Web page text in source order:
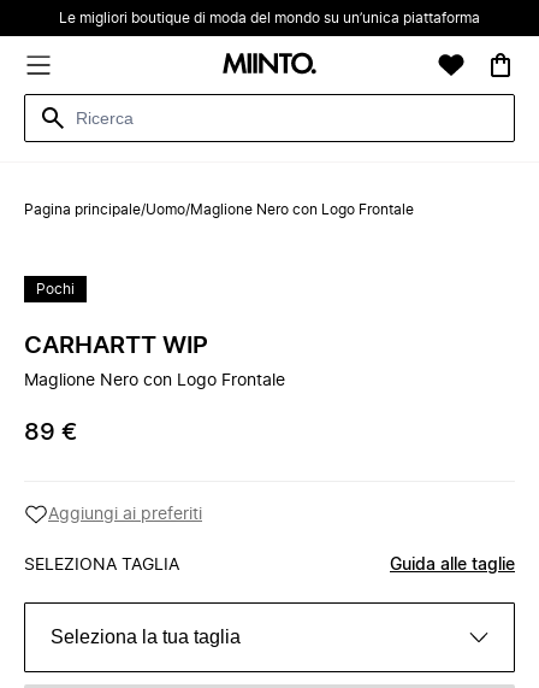
Le migliori boutique di moda del mondo su un’unica piattaforma
Pagina principale/Uomo/Maglione Nero con Logo Frontale
Pochi
CARHARTT WIP
Maglione Nero con Logo Frontale
89 €
Aggiungi ai preferiti
SELEZIONA TAGLIA Guida alle taglie
Seleziona la tua taglia